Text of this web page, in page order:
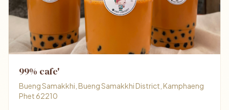
99% cafe'
Bueng Samakkhi, Bueng Samakkhi District, Kamphaeng
Phet 62210